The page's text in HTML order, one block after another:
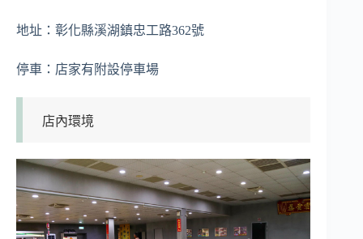
地址：彰化縣溪湖鎮忠工路362號
停車：店家有附設停車場
店內環境